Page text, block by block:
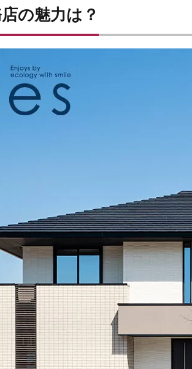
戸
て
住
宅
棟
数
ラ
ン
良
工
が
料
の魅力は？